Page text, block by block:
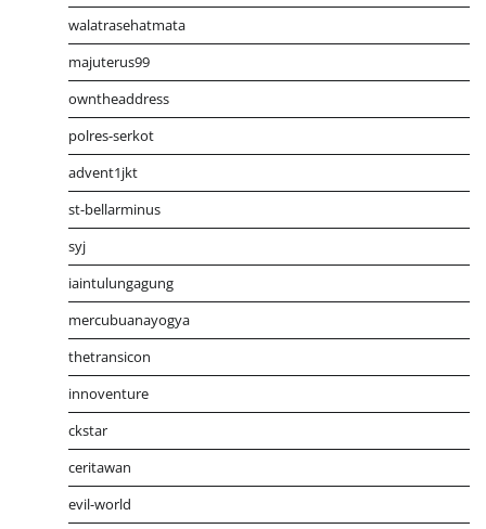
walatrasehatmata
majuterus99
owntheaddress
polres-serkot
advent1jkt
st-bellarminus
syj
iaintulungagung
mercubuanayogya
thetransicon
innoventure
ckstar
ceritawan
evil-world